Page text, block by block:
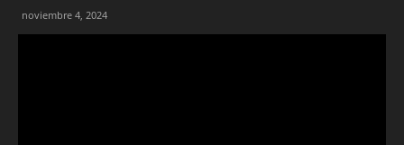
noviembre 4, 2024